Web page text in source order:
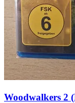
Woodwalkers 2